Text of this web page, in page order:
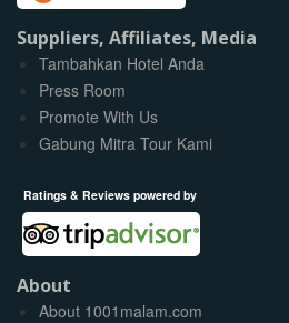
Suppliers, Affiliates, Media
Tambahkan Hotel Anda
Press Room
Promote With Us
Gabung Mitra Tour Kami
Ratings & Reviews powered by
About
About 1001malam.com